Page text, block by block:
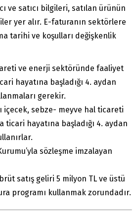
ve satıcı bilgileri, satılan ürünün
yer alır. E-faturanın sektörlere
tarihi ve koşulları değişkenlik
ve enerji sektöründe faaliyet
hayatına başladığı 4. aydan
gerekir.
içecek, sebze- meyve hal ticareti
ticari hayatına başladığı 4. aydan
sözleşme imzalayan
brüt satış geliri 5 milyon TL ve üstü
programı kullanmak zorundadır.